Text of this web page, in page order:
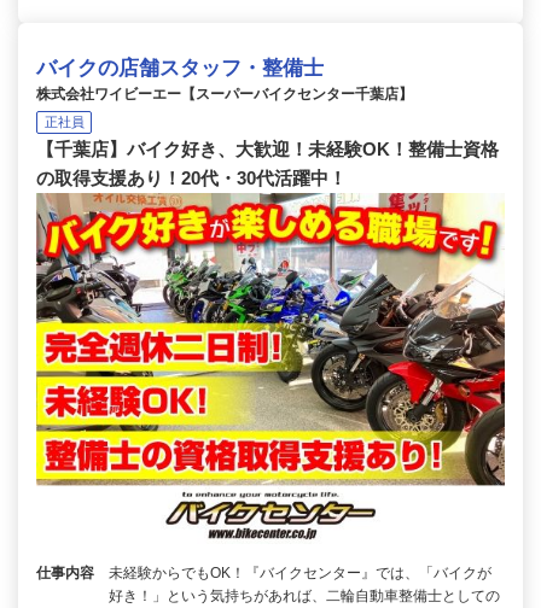
バイクの店舗スタッフ・整備士
株式会社ワイビーエー【スーパーバイクセンター千葉店】
正社員
【千葉店】バイク好き、大歓迎！未経験OK！整備士資格
の取得支援あり！20代・30代活躍中！
仕事内容
未経験からでもOK！『バイクセンター』では、「バイクが
好き！」という気持ちがあれば、二輪自動車整備士としての